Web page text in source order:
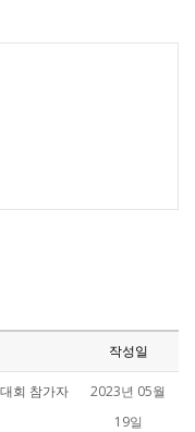
작성일
회 참가자
2023년 05월
19일